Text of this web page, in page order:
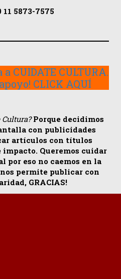
11 5873-7575
CUIDATE CULTURA.
CLICK AQUÍ
Cultura?Porque decidimos
con publicidades
artículos con títulos
impacto. Queremos cuidar
por eso no caemos en la
permite publicar con
GRACIAS!